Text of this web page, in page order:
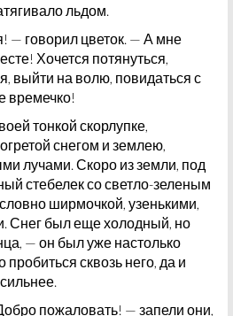
льдом.
— говорил цветок. — А мне
Хочется потянуться,
выйти на волю, повидаться с
времечко!
тонкой скорлупке,
снегом и землею,
лучами. Скоро из земли, под
стебелек со светло-зеленым
ширмочкой, узенькими,
Снег был еще холодный, но
— он был уже настолько
сквозь него, да и
пожаловать! — запели они,